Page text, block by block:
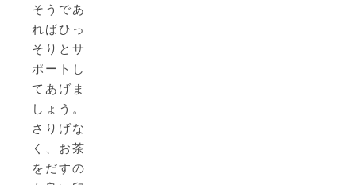
そうであ
ればひっ
そりとサ
ポートし
てあげま
しょう。
さりげな
く、お茶
をだすの